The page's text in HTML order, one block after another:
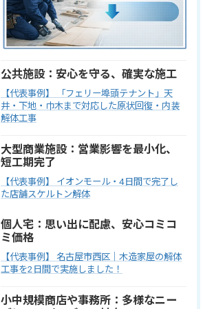
公共施設：安心を守る、確実な施工
【代表事例】 「フェリー埠頭テナント」天
井・下地・巾木まで対応した原状回復・内装
解体工事
大型商業施設：営業影響を最小化、
短工期完了
【代表事例】 イオンモール・4日間で完了し
た店舗スケルトン解体
個人宅：思い出に配慮、安心コミコ
ミ価格
【代表事例】 名古屋市西区｜木造家屋の解体
工事を2日間で実施しました！
小中規模商店や事務所：多様なニー